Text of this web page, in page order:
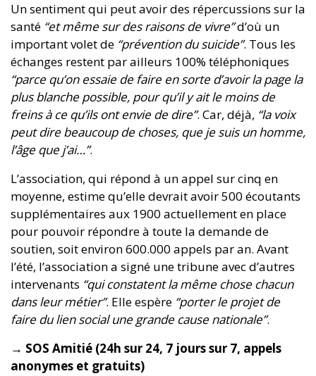
Un sentiment qui peut avoir des répercussions sur la
santé “et même sur des raisons de vivre”d’où un
important volet de “prévention du suicide”. Tous les
échanges restent par ailleurs 100% téléphoniques
“parce qu’on essaie de faire en sorte d’avoir la page la
plus blanche possible, pour qu’il y ait le moins de
freins à ce qu’ils ont envie de dire”. Car, déjà, “la voix
peut dire beaucoup de choses, que je suis un homme,
l’âge que j’ai…”.
L’association, qui répond à un appel sur cinq en
moyenne, estime qu’elle devrait avoir 500 écoutants
supplémentaires aux 1900 actuellement en place
pour pouvoir répondre à toute la demande de
soutien, soit environ 600.000 appels par an. Avant
l’été, l’association a signé une tribune avec d’autres
intervenants “qui constatent la même chose chacun
dans leur métier”. Elle espère “porter le projet de
faire du lien social une grande cause nationale”.
→ SOS Amitié (24h sur 24, 7 jours sur 7, appels
anonymes et gratuits)